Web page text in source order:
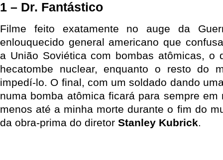
1 – Dr. Fantástico
Filme feito exatamente no auge da
enlouquecido general americano que
a União Soviética com bombas atômicas, o
hecatombe nuclear, enquanto o resto do
impedí-lo. O final, com um soldado dando
numa bomba atômica ficará para sempre em
menos até a minha morte durante o fim do
da obra-prima do diretor Stanley Kubrick.